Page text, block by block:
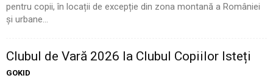
pentru copii, în locații de excepție din zona montană a României
și urbane...
Clubul de Vară 2026 la Clubul Copiilor Isteți
GOKID